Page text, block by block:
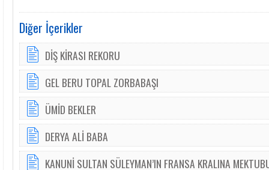
Diğer İçerikler
DİŞ KİRASI REKORU
GEL BERU TOPAL ZORBABAŞI
ÜMİD BEKLER
DERYA ALİ BABA
KANUNİ SULTAN SÜLEYMAN’IN FRANSA KRALINA